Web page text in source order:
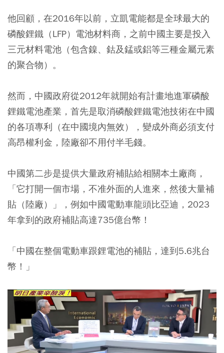
他回顧，在2016年以前，立凱電能都是全球最大的
磷酸鋰鐵（LFP）電池材料商，之前中國主要是投入
三元材料電池（包含鎳、鈷及錳或鋁等三種金屬元素
的聚合物）。
然而，中國政府從2012年就開始有計畫地進軍磷酸
鋰鐵電池產業， 首先是取消磷酸鋰鐵電池技術在中國
的各項專利 （在中國境內無效），變成外商必須支付
高昂權利金，陸廠卻不用付半毛錢。
中國第二步是提供大量政府補貼給相關本土廠商 ，
「它打開一個市場，不准外面的人進來，然後大量補
貼（陸廠）」，例如中國電動車龍頭比亞迪，2023
年拿到的政府補貼高達735億台幣！
「中國在整個電動車跟鋰電池的補貼，達到5.6兆台
幣！」